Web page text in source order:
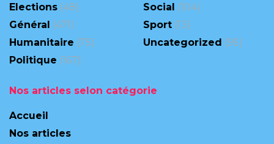
Elections (48)
Général (471)
Humanitaire (75)
Politique (167)
Social (104)
Sport (13)
Uncategorized (95)
Nos articles selon catégorie
Accueil
Nos articles